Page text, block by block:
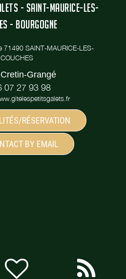
- SAINT-MAURICE-LES-
- BOURGOGNE
71490 SAINT-MAURICE-LES-
COUCHES
Grangé
07 27 93 98
RÉSERVATION
BY EMAIL